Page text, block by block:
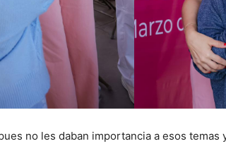
no les daban importancia a esos